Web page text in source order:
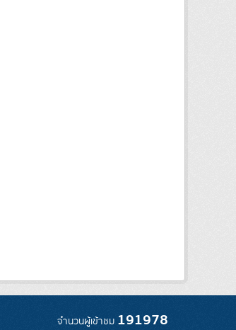
จำนวนผู้เข้าชม 191978